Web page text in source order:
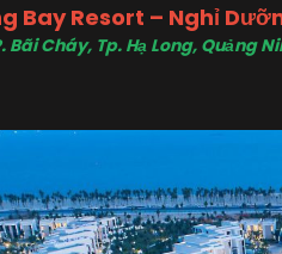
Bay Resort – Nghỉ
Bãi Cháy, Tp. Hạ Long, Quảng